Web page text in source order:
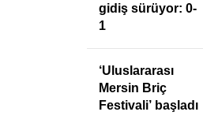
gidiş sürüyor: 0-
1
‘Uluslararası
Mersin Briç
Festivali’ başladı